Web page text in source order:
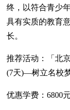
终，以符合青少
具有实质的教育
长。
推荐活动：「北
(7天)—树立名校
优惠学费：6800元